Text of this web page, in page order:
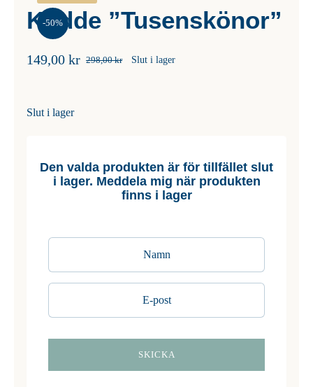
Mönster
DIY
-50%
Kudde ”Tusenskönor”
298,00krDet
149,00 kr
DetSlut i lager
Slut i lager
Den valda produkten är för tillfället slut
i lager. Meddela mig när produkten
finns i lager